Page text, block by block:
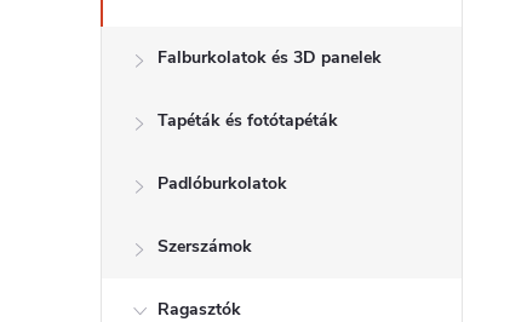
Falburkolatok és 3D panelek
Tapéták és fotótapéták
Padlóburkolatok
Szerszámok
Ragasztók